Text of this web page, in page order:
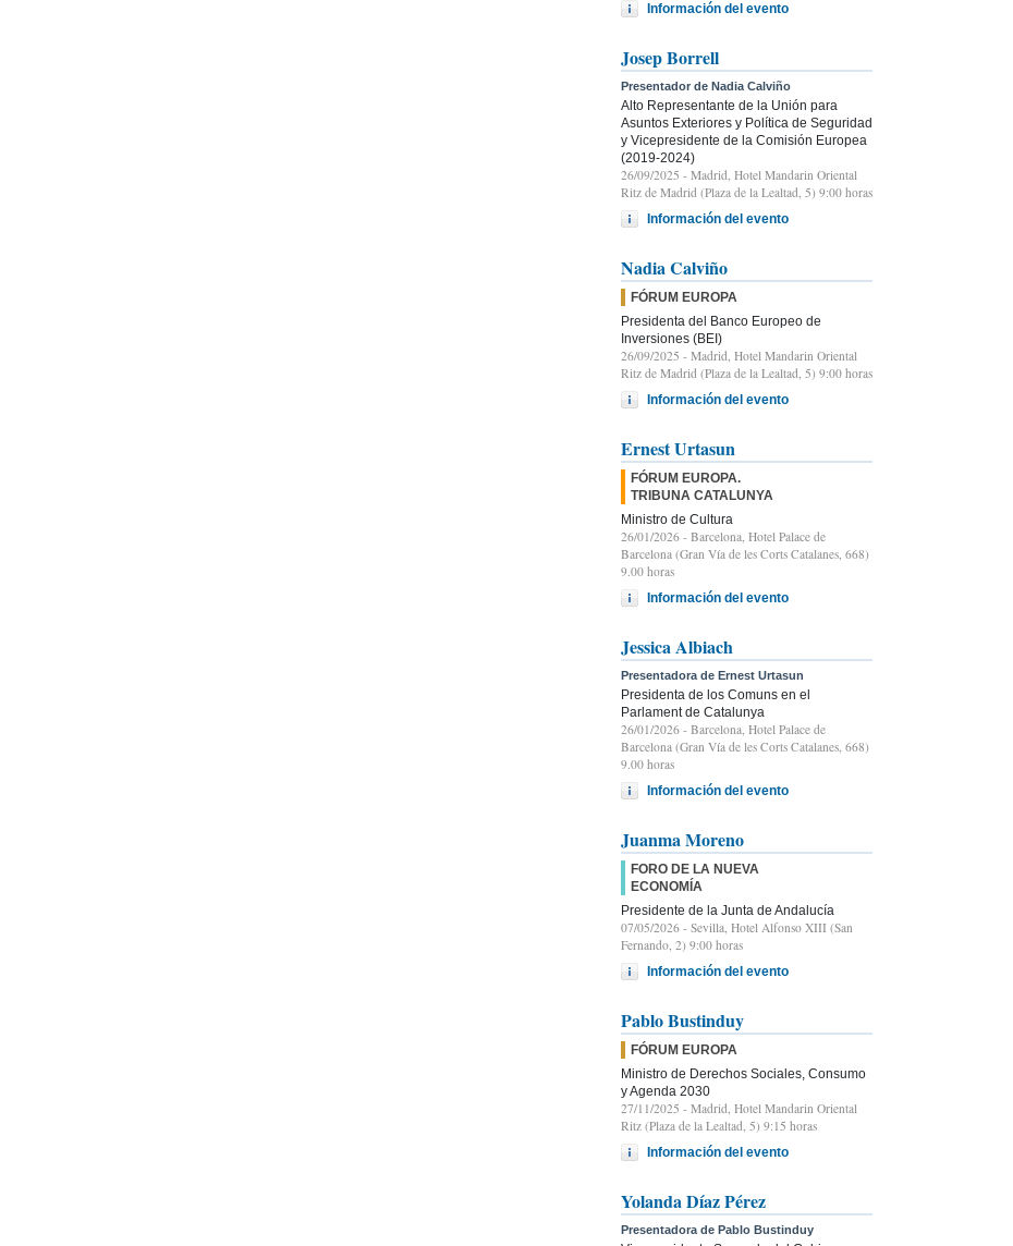
Información del evento
Josep Borrell
Presentador de Nadia Calviño
Alto Representante de la Unión para
Asuntos Exteriores y Política de Seguridad
y Vicepresidente de la Comisión Europea
(2019-2024)
26/09/2025 - Madrid, Hotel Mandarin Oriental
Ritz de Madrid (Plaza de la Lealtad, 5) 9:00 horas
Información del evento
Nadia Calviño
FÓRUM EUROPA
Presidenta del Banco Europeo de
Inversiones (BEI)
26/09/2025 - Madrid, Hotel Mandarin Oriental
Ritz de Madrid (Plaza de la Lealtad, 5) 9:00 horas
Información del evento
Ernest Urtasun
FÓRUM EUROPA.
TRIBUNA CATALUNYA
Ministro de Cultura
26/01/2026 - Barcelona, Hotel Palace de
Barcelona (Gran Vía de les Corts Catalanes, 668)
9.00 horas
Información del evento
Jessica Albiach
Presentadora de Ernest Urtasun
Presidenta de los Comuns en el
Parlament de Catalunya
26/01/2026 - Barcelona, Hotel Palace de
Barcelona (Gran Vía de les Corts Catalanes, 668)
9.00 horas
Información del evento
Juanma Moreno
FORO DE LA NUEVA
ECONOMÍA
Presidente de la Junta de Andalucía
07/05/2026 - Sevilla, Hotel Alfonso XIII (San
Fernando, 2) 9:00 horas
Información del evento
Pablo Bustinduy
FÓRUM EUROPA
Ministro de Derechos Sociales, Consumo
y Agenda 2030
27/11/2025 - Madrid, Hotel Mandarin Oriental
Ritz (Plaza de la Lealtad, 5) 9:15 horas
Información del evento
Yolanda Díaz Pérez
Presentadora de Pablo Bustinduy